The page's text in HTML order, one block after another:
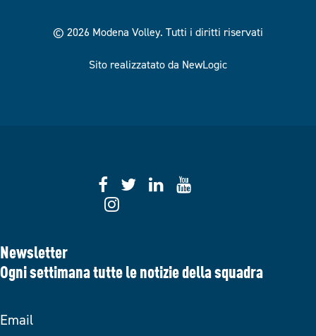
© 2026 Modena Volley. Tutti i diritti riservati
Sito realizzatato da NewLogic
Newsletter
Ogni settimana tutte le notizie della squadra
Email